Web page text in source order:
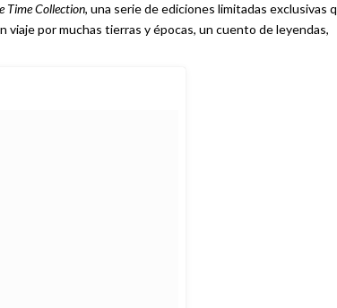
Time Collection, una serie de ediciones limitadas exclusivas
por muchas tierras y épocas, un cuento de leyendas,